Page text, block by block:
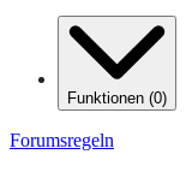
Funktionen (0)
Forumsregeln